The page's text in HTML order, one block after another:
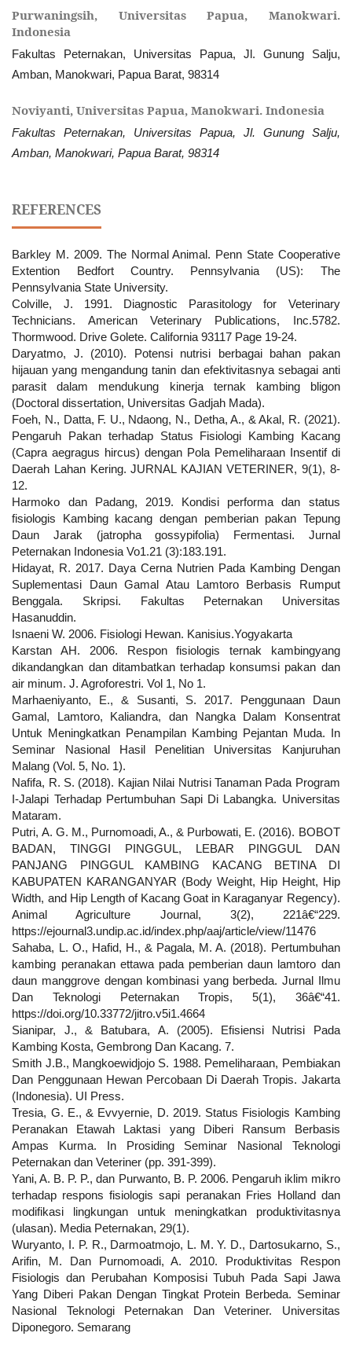
Purwaningsih, Universitas Papua, Manokwari.
Indonesia
Fakultas Peternakan, Universitas Papua, Jl. Gunung Salju,
Amban, Manokwari, Papua Barat, 98314
Noviyanti,Universitas Papua, Manokwari. Indonesia
Fakultas Peternakan, Universitas Papua, Jl. Gunung Salju,
Amban, Manokwari, Papua Barat, 98314
REFERENCES
Barkley M. 2009. The Normal Animal. Penn State Cooperative
Extention Bedfort Country. Pennsylvania (US): The
Pennsylvania State University.
Colville, J. 1991. Diagnostic Parasitology for Veterinary
Technicians. American Veterinary Publications, Inc.5782.
Thormwood. Drive Golete. California 93117 Page 19-24.
Daryatmo, J. (2010). Potensi nutrisi berbagai bahan pakan
hijauan yang mengandung tanin dan efektivitasnya sebagai anti
parasit dalam mendukung kinerja ternak kambing bligon
(Doctoral dissertation, Universitas Gadjah Mada).
Foeh, N., Datta, F. U., Ndaong, N., Detha, A., & Akal, R. (2021).
Pengaruh Pakan terhadap Status Fisiologi Kambing Kacang
(Capra aegragus hircus) dengan Pola Pemeliharaan Insentif di
Daerah Lahan Kering. JURNAL KAJIAN VETERINER, 9(1), 8-
12.
Harmoko dan Padang, 2019. Kondisi performa dan status
fisiologis Kambing kacang dengan pemberian pakan Tepung
Daun Jarak (jatropha gossypifolia) Fermentasi. Jurnal
Peternakan Indonesia Vo1.21 (3):183.191.
Hidayat, R. 2017. Daya Cerna Nutrien Pada Kambing Dengan
Suplementasi Daun Gamal Atau Lamtoro Berbasis Rumput
Benggala. Skripsi. Fakultas Peternakan Universitas
Hasanuddin.
Isnaeni W. 2006. Fisiologi Hewan. Kanisius.Yogyakarta
Karstan AH. 2006. Respon fisiologis ternak kambingyang
dikandangkan dan ditambatkan terhadap konsumsi pakan dan
air minum. J. Agroforestri. Vol 1, No 1.
Marhaeniyanto, E., & Susanti, S. 2017. Penggunaan Daun
Gamal, Lamtoro, Kaliandra, dan Nangka Dalam Konsentrat
Untuk Meningkatkan Penampilan Kambing Pejantan Muda. In
Seminar Nasional Hasil Penelitian Universitas Kanjuruhan
Malang (Vol. 5, No. 1).
Nafifa, R. S. (2018). Kajian Nilai Nutrisi Tanaman Pada Program
I-Jalapi Terhadap Pertumbuhan Sapi Di Labangka. Universitas
Mataram.
Putri, A. G. M., Purnomoadi, A., & Purbowati, E. (2016). BOBOT
BADAN, TINGGI PINGGUL, LEBAR PINGGUL DAN
PANJANG PINGGUL KAMBING KACANG BETINA DI
KABUPATEN KARANGANYAR (Body Weight, Hip Height, Hip
Width, and Hip Length of Kacang Goat in Karaganyar Regency).
Animal Agriculture Journal, 3(2), 221â€“229.
https://ejournal3.undip.ac.id/index.php/aaj/article/view/11476
Sahaba, L. O., Hafid, H., & Pagala, M. A. (2018). Pertumbuhan
kambing peranakan ettawa pada pemberian daun lamtoro dan
daun manggrove dengan kombinasi yang berbeda. Jurnal Ilmu
Dan Teknologi Peternakan Tropis, 5(1), 36â€“41.
https://doi.org/10.33772/jitro.v5i1.4664
Sianipar, J., & Batubara, A. (2005). Efisiensi Nutrisi Pada
Kambing Kosta, Gembrong Dan Kacang. 7.
Smith J.B., Mangkoewidjojo S. 1988. Pemeliharaan, Pembiakan
Dan Penggunaan Hewan Percobaan Di Daerah Tropis. Jakarta
(Indonesia). UI Press.
Tresia, G. E., & Evvyernie, D. 2019. Status Fisiologis Kambing
Peranakan Etawah Laktasi yang Diberi Ransum Berbasis
Ampas Kurma. In Prosiding Seminar Nasional Teknologi
Peternakan dan Veteriner (pp. 391-399).
Yani, A. B. P. P., dan Purwanto, B. P. 2006. Pengaruh iklim mikro
terhadap respons fisiologis sapi peranakan Fries Holland dan
modifikasi lingkungan untuk meningkatkan produktivitasnya
(ulasan). Media Peternakan, 29(1).
Wuryanto, I. P. R., Darmoatmojo, L. M. Y. D., Dartosukarno, S.,
Arifin, M. Dan Purnomoadi, A. 2010. Produktivitas Respon
Fisiologis dan Perubahan Komposisi Tubuh Pada Sapi Jawa
Yang Diberi Pakan Dengan Tingkat Protein Berbeda. Seminar
Nasional Teknologi Peternakan Dan Veteriner. Universitas
Diponegoro. Semarang